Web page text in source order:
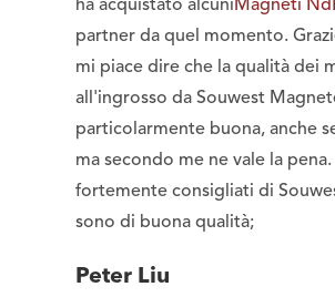
ha acquistato alcuniMagneti
partner da quel momento.
mi piace dire che la qualità dei
all'ingrosso da Souwest
particolarmente buona, anche
ma secondo me ne vale la
fortemente consigliati di
sono di buona qualità;
Peter Liu